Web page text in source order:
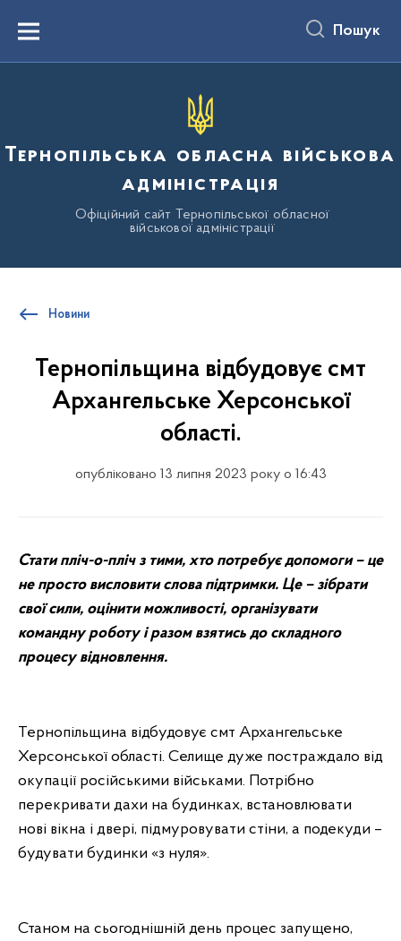
вмістуMenu Пошук
Тернопільська обласна військова
адміністрація
Офіційний сайт Тернопільської обласної
військової адміністрації
Новини
Тернопільщина відбудовує смт
Архангельське Херсонської
області.
опубліковано 13 липня 2023 року о 16:43
Стати пліч-о-пліч з тими, хто потребує допомоги – це
не просто висловити слова підтримки. Це – зібрати
свої сили, оцінити можливості, організувати
командну роботу і разом взятись до складного
процесу відновлення.
Тернопільщина відбудовує смт Архангельське
Херсонської області. Селище дуже постраждало від
окупації російськими військами. Потрібно
перекривати дахи на будинках, встановлювати
нові вікна і двері, підмуровувати стіни, а подекуди –
будувати будинки «з нуля».
Станом на сьогоднішній день процес запущено,